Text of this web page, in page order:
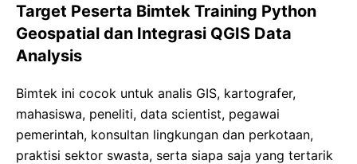
Target Peserta Bimtek Training Python
Geospatial dan Integrasi QGIS Data
Analysis
Bimtek ini cocok untuk analis GIS, kartografer,
mahasiswa, peneliti, data scientist, pegawai
pemerintah, konsultan lingkungan dan perkotaan,
praktisi sektor swasta, serta siapa saja yang tertarik